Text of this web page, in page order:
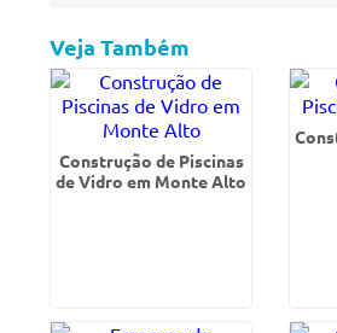
Veja Também
Construção de Piscinas
de Vidro em Monte Alto